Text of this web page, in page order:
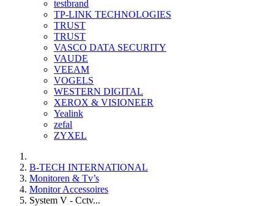
testbrand
TP-LINK TECHNOLOGIES
TRUST
TRUST
VASCO DATA SECURITY
VAUDE
VEEAM
VOGELS
WESTERN DIGITAL
XEROX & VISIONEER
Yealink
zefal
ZYXEL
B-TECH INTERNATIONAL
Monitoren & Tv’s
Monitor Accessoires
System V - Cctv...